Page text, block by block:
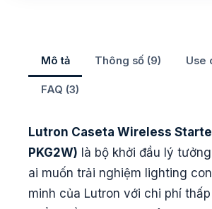
Mô tả Thông số (9) Use
FAQ (3)
Lutron Caseta Wireless
PKG2W) là bộ khởi đầu lý
ai muốn trải nghiệm lighting
minh của Lutron với chi phí